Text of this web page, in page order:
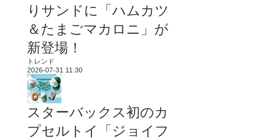
りサンドに「ハムカツ
＆たまごマカロニ」が
新登場！
トレンド
2026-07-31 11:30
スターバックス初のカ
プセルトイ「ジョイフ